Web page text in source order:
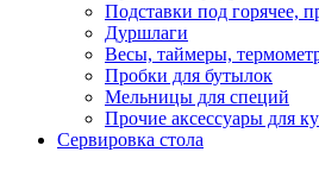
Подставки под горячее,
Дуршлаги
Весы, таймеры,
Пробки для бутылок
Мельницы для специй
Прочие аксессуары для
Сервировка стола